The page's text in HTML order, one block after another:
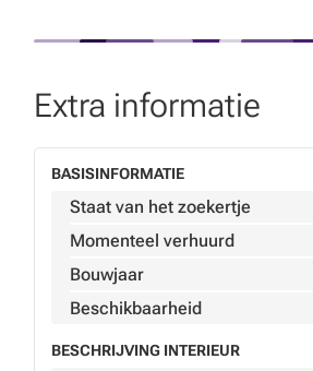
Extra informatie
BASISINFORMATIE
Staat van het zoekertje
Momenteel verhuurd
Bouwjaar
Beschikbaarheid
BESCHRIJVING INTERIEUR